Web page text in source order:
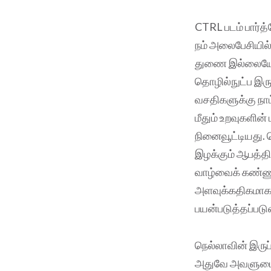
CTRL படம்
நம்
துணை இல்லையே
தொழில்நுட்ப
வசதிகளுக்கு
மீதும்
இழக்கும்
வாழ்வைக்
நெல்லாவின்
அதுவே